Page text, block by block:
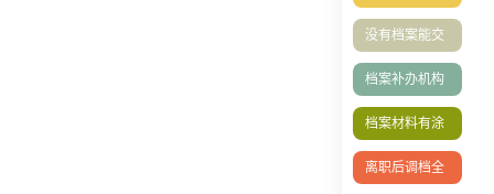
移指南
没有档案能交
社保吗
档案补办机构
有哪些
档案材料有涂
改
离职后调档全